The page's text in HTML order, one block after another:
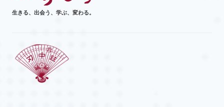
生きる、出会う、学ぶ、変わる。